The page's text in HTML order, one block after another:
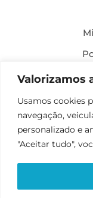
Valorizamos
Usamos cookies
navegação,
personalizado e
"Aceitar tudo",